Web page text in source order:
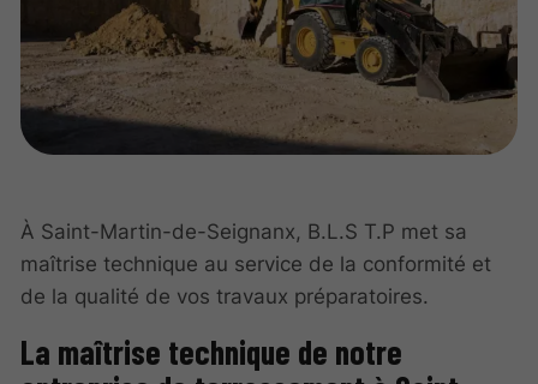
À Saint-Martin-de-Seignanx, B.L.S T.P met sa
maîtrise technique au service de la conformité et
de la qualité de vos travaux préparatoires.
La maîtrise technique de notre